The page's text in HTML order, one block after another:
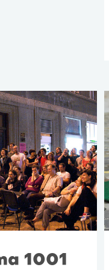
1001